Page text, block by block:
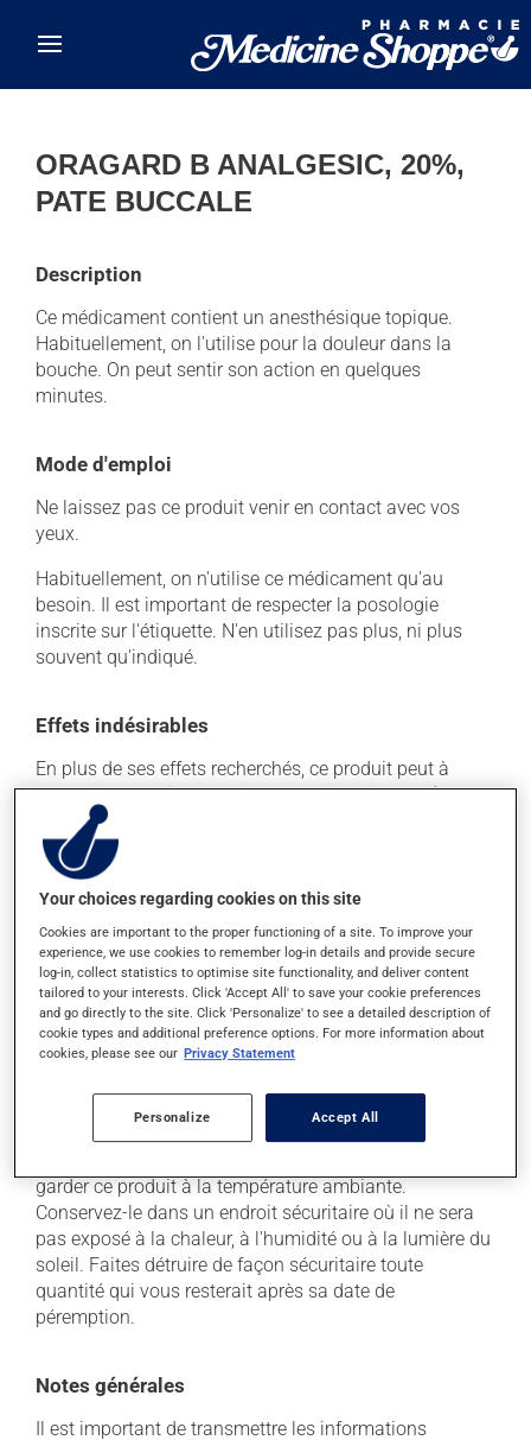
ORAGARD B ANALGESIC, 20%,
PATE BUCCALE
Description
Ce médicament contient un anesthésique topique.
Habituellement, on l'utilise pour la douleur dans la
bouche. On peut sentir son action en quelques
minutes.
Mode d'emploi
Ne laissez pas ce produit venir en contact avec vos
yeux.
Habituellement, on n'utilise ce médicament qu'au
besoin. Il est important de respecter la posologie
inscrite sur l'étiquette. N'en utilisez pas plus, ni plus
souvent qu'indiqué.
Effets indésirables
En plus de ses effets recherchés, ce produit peut à
l'occasion entraîner certains effets indésirables (effets
secondaires), notamment :
il peut irriter localement lors de l'utilisation.
Chaque personne peut réagir différemment à un
traitement. Si vous croyez que ce produit est la cause
d'un problème qui vous incommode, qu'il soit
mentionné ici ou non, discutez-en avec votre
professionnel(le) de la santé. Il ou elle peut vous aider
à déterminer si votre traitement en est effectivement la
cause et, au besoin, vous aider à bien gérer la situation.
Conservation
garder ce produit à la température ambiante.
Conservez-le dans un endroit sécuritaire où il ne sera
pas exposé à la chaleur, à l'humidité ou à la lumière du
soleil. Faites détruire de façon sécuritaire toute
quantité qui vous resterait après sa date de
péremption.
Notes générales
Il est important de transmettre les informations
Your choices regarding cookies on this site
Cookies are important to the proper functioning of a site. To improve your
experience, we use cookies to remember log-in details and provide secure
log-in, collect statistics to optimise site functionality, and deliver content
tailored to your interests. Click 'Accept All' to save your cookie preferences
and go directly to the site. Click 'Personalize' to see a detailed description of
cookie types and additional preference options. For more information about
cookies, please see our Privacy Statement
Personalize Accept All